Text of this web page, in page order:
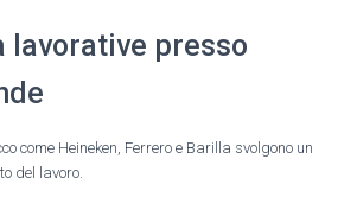
lavorative presso
come Heineken, Ferrero e Barilla svolgono un
del lavoro.